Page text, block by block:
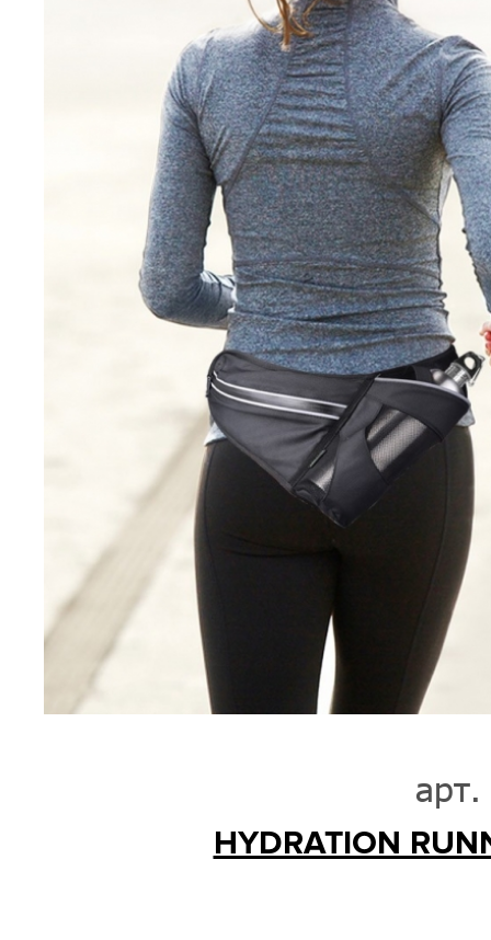
HYDRATION